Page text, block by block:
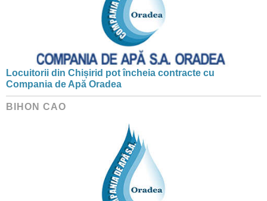
Locuitorii din Chișirid pot încheia contracte cu
Compania de Apă Oradea
BIHON CAO